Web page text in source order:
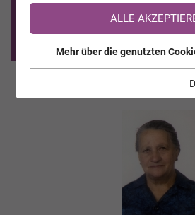
Sie sind noch nicht auf
>> zur kostenlosen
ALLE
Mehr über die genutzten